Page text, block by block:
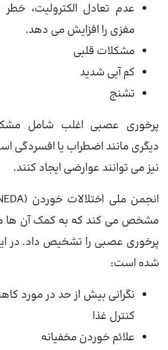
عدم تعادل الکترولیت،
مغزی را افزایش می دهد.
مشکلات قلبی
کم آبی شدید
تشنج
پرخوری عصبی اغلب شامل
دیگری مانند اضطراب یا افسردگی
نیز می توانند عوارضی ایجاد کنند.
مشخص می کند که به کمک آن ها می
پرخوری عصبی را تشخیص داد. در
شده است:
نگرانی بیش از حد در مورد
کنترل غذا
علائم خوردن مخفیانه